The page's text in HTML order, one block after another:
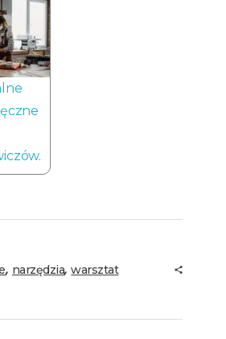
, narzędzia,warsztat